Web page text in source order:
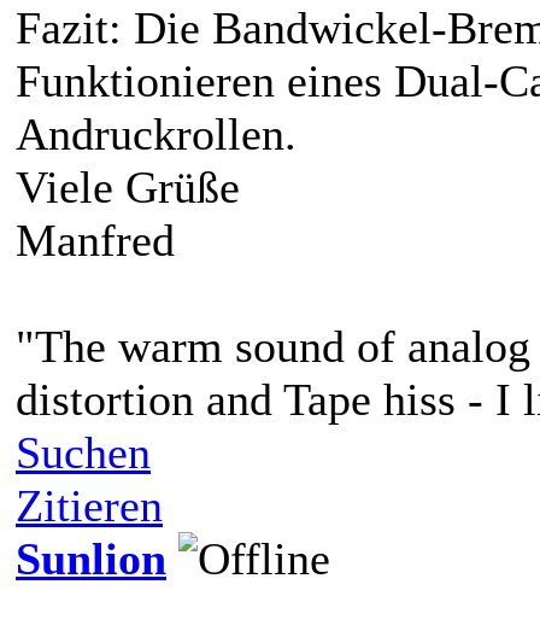
Fazit: Die Bandwickel-
Funktionieren eines Dual-
Andruckrollen.
Viele Grüße
Manfred
"The warm sound of
distortion and Tape hiss - I
Suchen
Zitieren
Sunlion